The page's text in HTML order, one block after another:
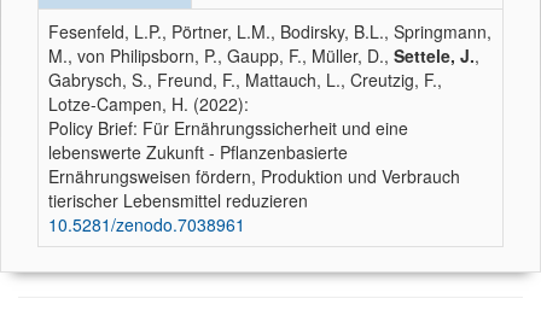
Fesenfeld, L.P., Pörtner, L.M., Bodirsky, B.L., Springmann,
M., von Philipsborn, P., Gaupp, F., Müller, D., Settele, J.,
Gabrysch, S., Freund, F., Mattauch, L., Creutzig, F.,
Lotze-Campen, H. (2022):
Policy Brief: Für Ernährungssicherheit und eine
lebenswerte Zukunft - Pflanzenbasierte
Ernährungsweisen fördern, Produktion und Verbrauch
tierischer Lebensmittel reduzieren
10.5281/zenodo.7038961